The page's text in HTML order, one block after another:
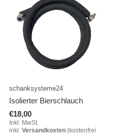
schanksysteme24
Isolierter Bierschlauch
€18,00
Inkl. MwSt.
inkl. Versandkosten(kostenfrei